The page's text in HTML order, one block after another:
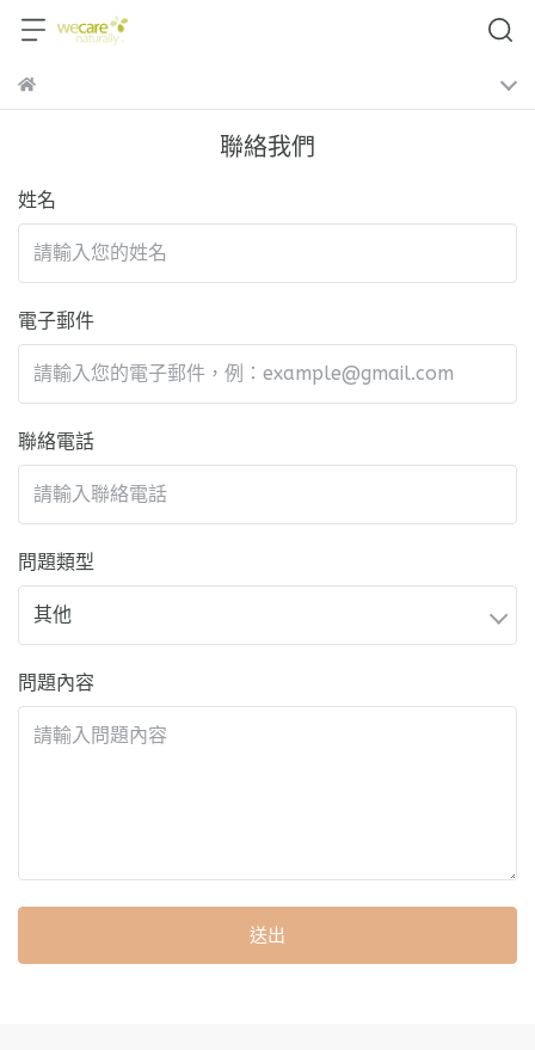
聯絡我們
姓名
電子郵件
聯絡電話
問題類型
問題內容
送出